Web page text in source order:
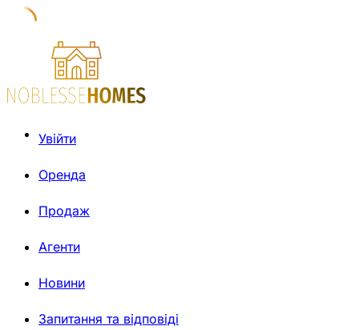
Увійти
Оренда
Продаж
Агенти
Новини
Запитання та відповіді